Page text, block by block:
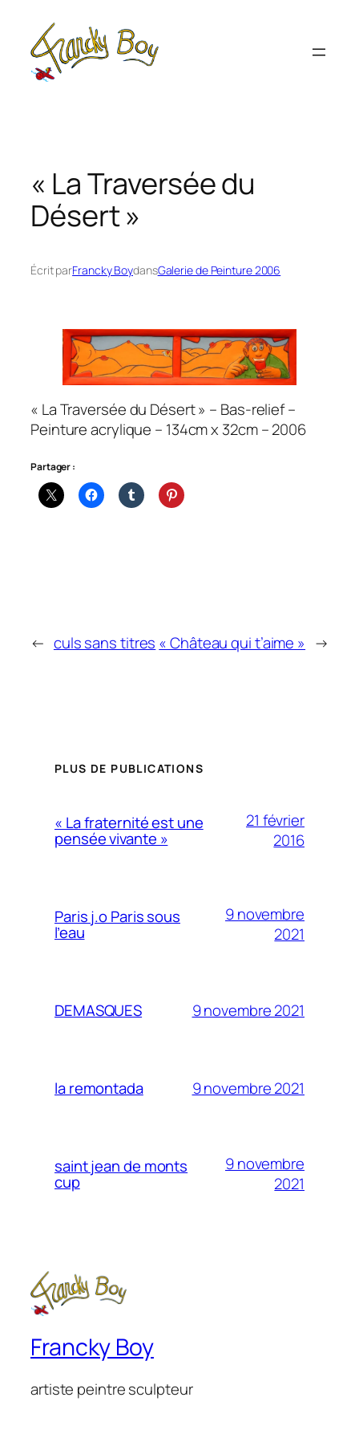
contenu
« La Traversée du
Désert »
Écrit parFrancky BoydansGalerie de Peinture 2006
« La Traversée du Désert » – Bas-relief –
Peinture acrylique – 134cm x 32cm – 2006
Partager :
← culs sans titres « Château qui t’aime » →
PLUS DE PUBLICATIONS
« La fraternité est une
pensée vivante »
21 février
2016
Paris j.o Paris sous
l’eau
9 novembre
2021
DEMASQUES 9 novembre 2021
la remontada 9 novembre 2021
saint jean de monts
cup
9 novembre
2021
Francky Boy
artiste peintre sculpteur